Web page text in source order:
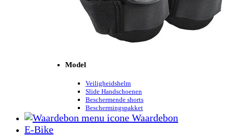
Model
Veiligheidshelm
Slide Handschoenen
Beschermende shorts
Beschermingspakket
Waardebon
E-Bike